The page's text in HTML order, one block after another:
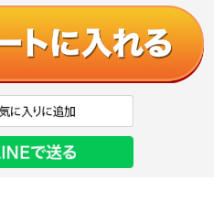
ていただいたお客様を対象に、今まで
のお引き取り＆処分をさせていただく
サービスご利用の方のみ :
ご利用の方のみ: